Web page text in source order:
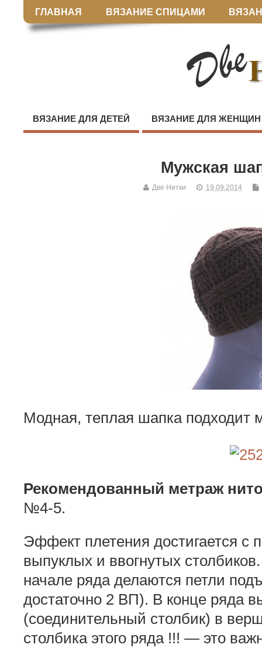
ГЛАВНАЯ ВЯЗАНИЕ СПИЦАМИ
ВЯЗАНИЕ ДЛЯ ДЕТЕЙ ВЯЗАНИЕ ДЛЯ ЖЕНЩИН
Мужская
Две Нитки 19.09.2014
Модная, теплая шапка подходит
Рекомендованный метраж
№4-5.
Эффект плетения достигается
выпуклых и ввогнутых
начале ряда делаются петли
достаточно 2 ВП). В конце ряда
(соединительный столбик) в
столбика этого ряда !!! — это